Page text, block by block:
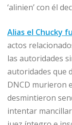
‘alinien’ con él
Alias el Chucky
actos
las autoridades
autoridades que
DNCD murieron
desmintieron
intentar